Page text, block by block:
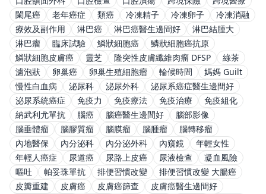
闌尾癌
老年癌症 類癌 冷凍精子 冷凍卵子
冷凍消融
療效及副作用
淋巴癌 淋巴癌醫生邊間好
淋巴結腫大
淋巴瘤
臨床試驗 鱗狀細胞癌
鱗狀細胞癌抗原
鱗狀細胞皮膚癌
靈芝 隆突性皮膚纖維肉瘤 DFSP
綠茶
濾泡狀
卵巢癌 卵巢生殖細胞瘤 輪候時間
媽媽 Guilt
慢性白血病
泌尿科 泌尿外科
泌尿系癌症醫生邊間好
泌尿系統癌症
免疫力 免疫療法 免疫治療
免疫組化
納武利尤單抗
腦癌 腦癌醫生邊間好
腦部影像
腦垂體瘤
腦膠質瘤 腦膜瘤 腦腫瘤
腦轉移瘤
內地醫保
內分泌科 內分泌外科 內窺鏡
年輕女性
年輕人癌症
尿道癌 尿路上皮癌 尿液檢查
凝血風險
嘔吐
帕妥珠單抗 排便習慣改變
排便習慣改變 大腸癌
皮瓣重建
皮膚癌 皮膚癌篩查
皮膚癌醫生邊間好